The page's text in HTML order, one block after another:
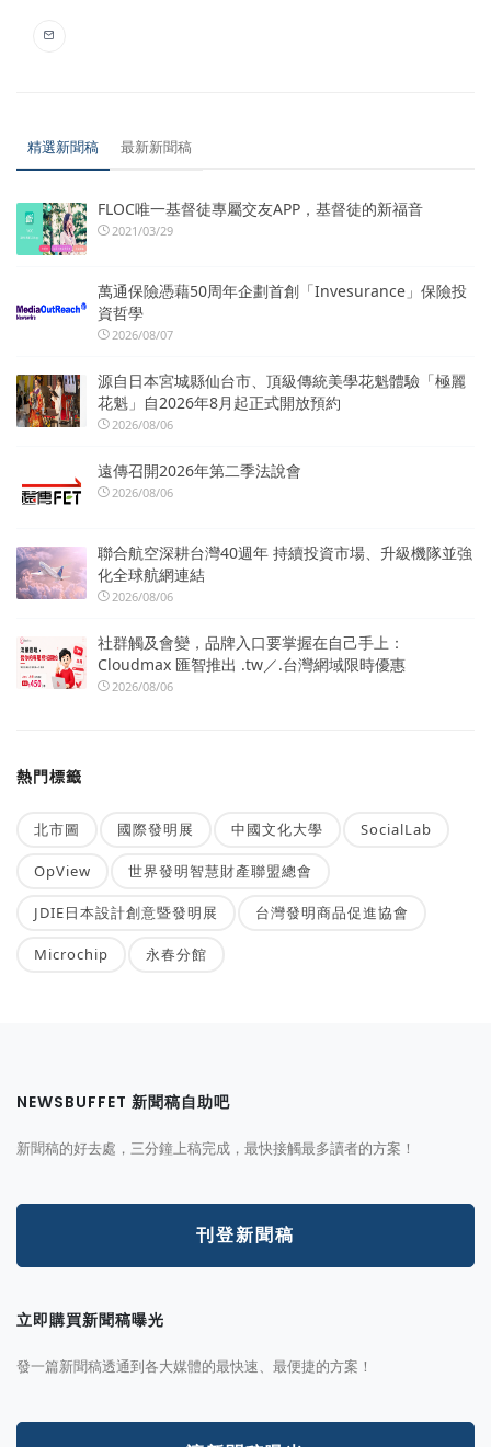
精選新聞稿 最新新聞稿
FLOC唯一基督徒專屬交友APP，基督徒的新福音
2021/03/29
萬通保險憑藉50周年企劃首創「Invesurance」保險投
資哲學
2026/08/07
源自日本宮城縣仙台市、頂級傳統美學花魁體驗「極麗
花魁」自2026年8月起正式開放預約
2026/08/06
遠傳召開2026年第二季法說會
2026/08/06
聯合航空深耕台灣40週年 持續投資市場、升級機隊並強
化全球航網連結
2026/08/06
社群觸及會變，品牌入口要掌握在自己手上：
Cloudmax 匯智推出 .tw／.台灣網域限時優惠
2026/08/06
熱門標籤
北市圖 國際發明展 中國文化大學 SocialLab
OpView 世界發明智慧財產聯盟總會
JDIE日本設計創意暨發明展 台灣發明商品促進協會
Microchip 永春分館
NEWSBUFFET 新聞稿自助吧
新聞稿的好去處，三分鐘上稿完成，最快接觸最多讀者的方案！
刊登新聞稿
立即購買新聞稿曝光
發一篇新聞稿透通到各大媒體的最快速、最便捷的方案！